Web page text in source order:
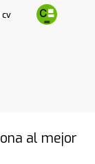
cv
al mejor